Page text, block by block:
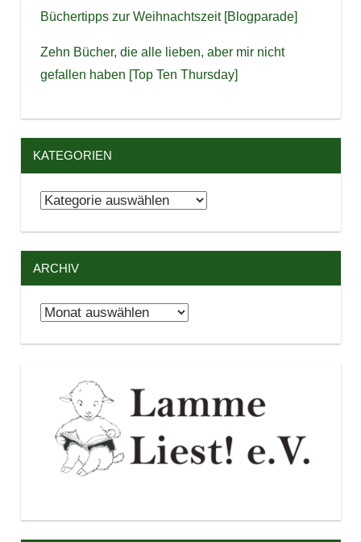
Büchertipps zur Weihnachtszeit [Blogparade]
Zehn Bücher, die alle lieben, aber mir nicht
gefallen haben [Top Ten Thursday]
KATEGORIEN
Kategorien
ARCHIV
Archiv